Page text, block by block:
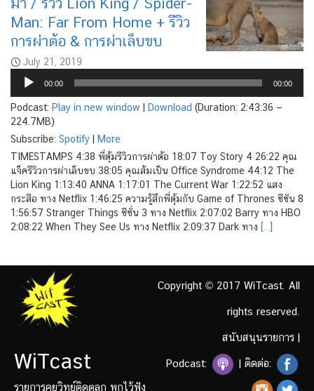
Man: Far From Home + รีวิว
การผ่าต้อ & การผ่าเล็บขบ
July 21, 2019
Audio
Player
00:00 00:00
Podcast: Play in new window | Download (Duration: 2:43:36 —
224.7MB)
Subscribe: Spotify | More
TIMESTAMPS 4:38 พี่ตุ้มรีวิวการผ่าต้อ 18:07 Toy Story 4 26:22 คุณ
แจ็ครีวิวการผ่าเล็บขบ 38:05 คุณส้มเป็น Office Syndrome 44:12 The
Lion King 1:13:40 ANNA 1:17:01 The Current War 1:22:52 แสง
กระสือ ทาง Netflix 1:46:25 ความรู้สึกพี่ตุ้มกับ Game of Thrones ซีซัน 8
1:56:57 Stranger Things ซีซั่น 3 ทาง Netflix 2:07:02 Barry ทาง HBO
2:08:22 When They See Us ทาง Netflix 2:09:37 Dark ทาง […]
WiTcast
รายการคุยวิทย์ติดตลก พกไว้ฟัง
Copyright © 2017 WiTcast. All
rights reserved.
สนับสนุนรายการ |
Podcast: | ติดต่อ: